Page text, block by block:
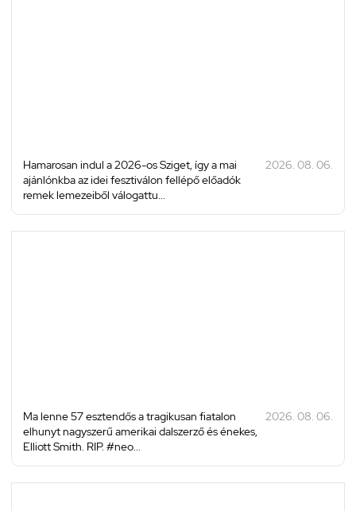
Hamarosan indul a 2026-os Sziget, így a mai
ajánlónkba az idei fesztiválon fellépő előadók
remek lemezeiből válogattu...
2026. 08. 06.
Ma lenne 57 esztendős a tragikusan fiatalon
elhunyt nagyszerű amerikai dalszerző és énekes,
Elliott Smith. RIP. #neo...
2026. 08. 06.